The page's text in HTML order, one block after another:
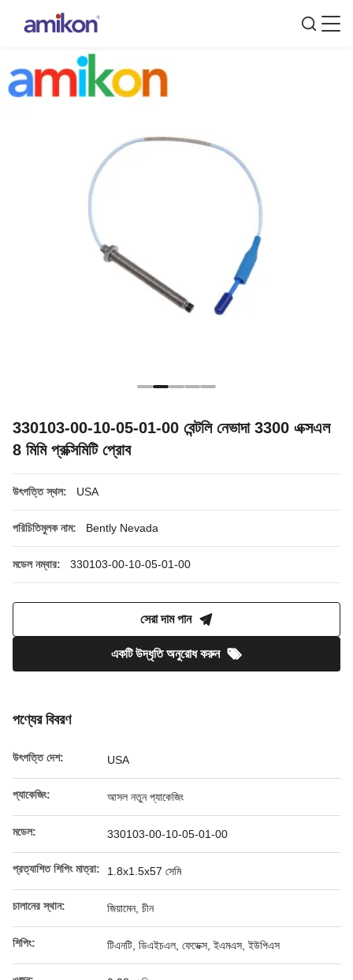
330103-00-10-05-01-00 বেন্টলি নেভাদা 3300 এক্সএল
8 মিমি প্রক্সিমিটি প্রোব
উৎপত্তি স্থল: USA
পরিচিতিমুলক নাম: Bently Nevada
মডেল নম্বার: 330103-00-10-05-01-00
সেরা দাম পান
একটি উদ্ধৃতি অনুরোধ করুন
পণ্যের বিবরণ
উৎপত্তি দেশ: USA
প্যাকেজিং: আসল নতুন প্যাকেজিং
মডেল: 330103-00-10-05-01-00
প্রত্যাশিত শিপিং মাত্রা: 1.8x1.5x57 সেমি
চালানের স্থান: জিয়ামেন, চীন
শিপিং: টিএনটি, ডিএইচএল, ফেডেক্স, ইএমএস, ইউপিএস